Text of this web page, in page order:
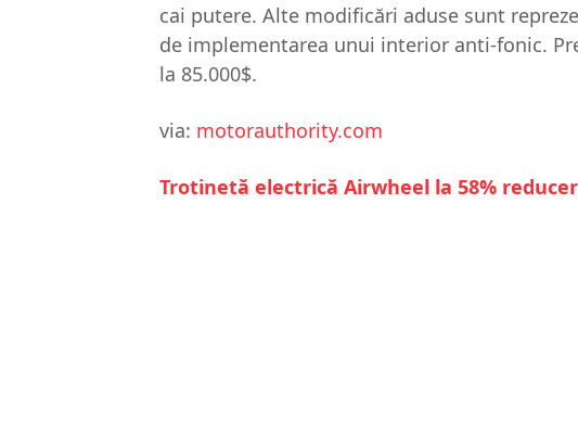
cai putere. Alte modificări aduse sunt
de implementarea unui interior anti-fonic.
la 85.000$.
via: motorauthority.com
Trotinetă electrică Airwheel la 58%